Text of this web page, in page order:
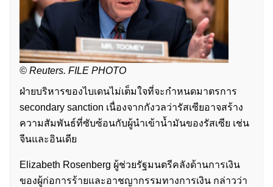
© Reuters. FILE PHOTO
ฝ่ายบริหารของไบเดนไม่เต็มใจที่จะกำหนดมาตรการ
secondary sanction เนื่องจากกังวลว่ารัสเซียอาจสร้าง
ความสัมพันธ์ที่ซับซ้อนกับผู้นำเข้าน้ำมันของรัสเซีย เช่น
จีนและอินเดีย
Elizabeth Rosenberg ผู้ช่วยรัฐมนตรีคลังด้านการเงิน
ของผู้ก่อการร้ายและอาชญากรรมทางการเงิน กล่าวว่า